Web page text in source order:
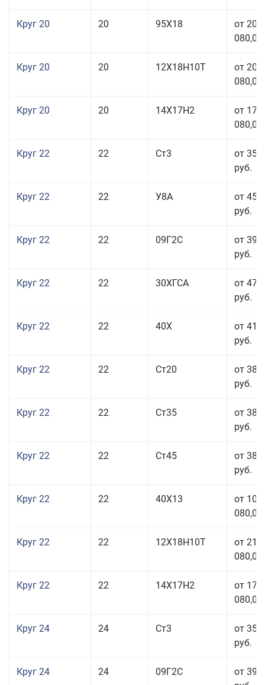
Круг 20 20 95Х18
от 208
080,00
Круг 20 20 12Х18Н10Т
от 209
080,00
Круг 20 20 14Х17Н2
от 175
080,00
Круг 22 22 Ст3
от 35
руб.
Круг 22 22 У8А
от 45
руб.
Круг 22 22 09Г2С
от 39
руб.
Круг 22 22 30ХГСА
от 47
руб.
Круг 22 22 40Х
от 41
руб.
Круг 22 22 Ст20
от 38
руб.
Круг 22 22 Ст35
от 38
руб.
Круг 22 22 Ст45
от 38
руб.
Круг 22 22 40Х13
от 103
080,00
Круг 22 22 12Х18Н10Т
от 210
080,00
Круг 22 22 14Х17Н2
от 175
080,00
Круг 24 24 Ст3
от 35
руб.
Круг 24 24 09Г2С
от 39